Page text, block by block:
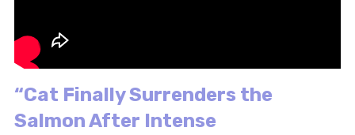
“Cat Finally Surrenders the
Salmon After Intense